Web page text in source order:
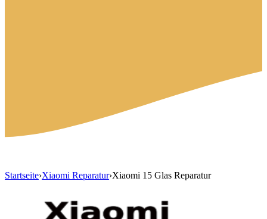
Startseite›Xiaomi Reparatur›Xiaomi 15 Glas Reparatur